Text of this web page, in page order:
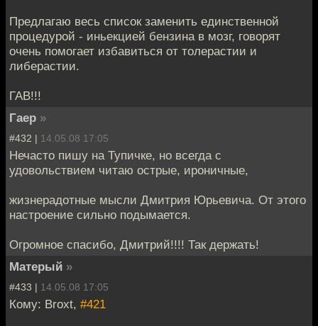
Предлагаю весь список заменить единственной
процедурой - иньекцией бензина в мозг, говорят
очень помогает избавиться от толерастии и
либерастии.
ГАВ!!!
Гаер »
#432 | 14.05.08 17:05
Нечасто пишу на Тупичке, но всегда с
удовольствием читаю острые, ироничные,
жизнерадотные мысли Дмитрия Юрьевича. От этого
настроение сильно подымается.
Огромное спасибо, Дмитрий!!!! Так держать!
Матерый »
#433 | 14.05.08 17:05
Кому: Broxt, #421